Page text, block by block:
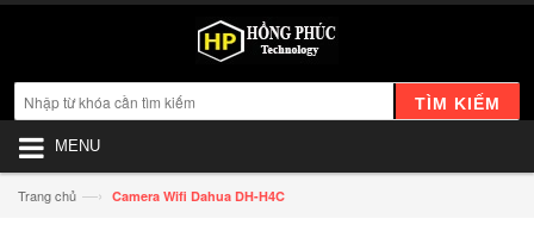
TÌM KIẾM
MENU
Trang chủ —› Camera Wifi Dahua DH-H4C